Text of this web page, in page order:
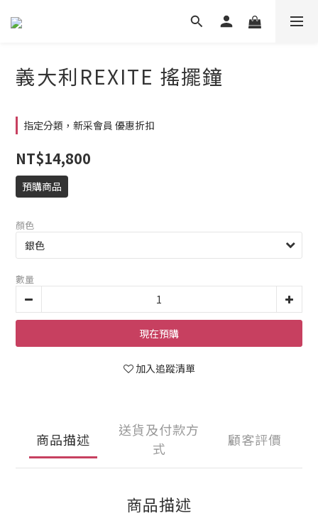
義大利REXITE 搖擺鐘
指定分類，新采會員 優惠折扣
NT$14,800
預購商品
顏色
數量
現在預購
加入追蹤清單
商品描述
送貨及付款方
式
顧客評價
商品描述